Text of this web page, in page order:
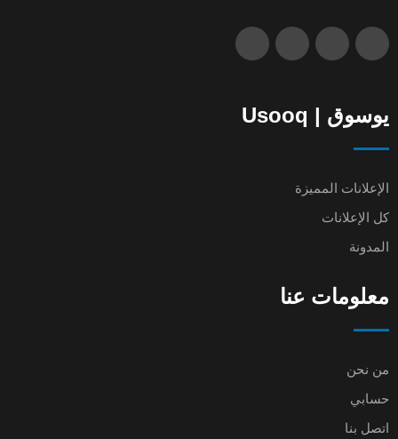
يوسوق | Usooq
الإعلانات المميزة
كل الإعلانات
المدونة
معلومات عنا
من نحن
حسابي
اتصل بنا